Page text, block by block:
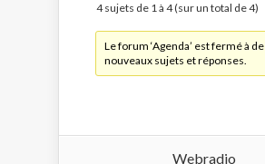
4 sujets de 1 à 4 (sur un total de 4)
Le forum ‘Agenda’ est fermé à de
nouveaux sujets et réponses.
Webradio